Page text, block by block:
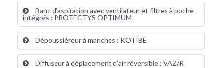
Banc d’aspiration avec ventilateur et filtres à poche
intégrés : PROTECTYS OPTIMUM
Dépoussiéreur à manches : KOTIBE
Diffuseur à déplacement d’air réversible : VAZ/R